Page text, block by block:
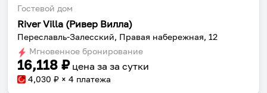
Гостевой дом
River Villa (Ривер Вилла)
Переславль-Залесский, Правая набережная, 12
Мгновенное бронирование
16,118 ₽ цена за за сутки
4,030 ₽ × 4 платежа